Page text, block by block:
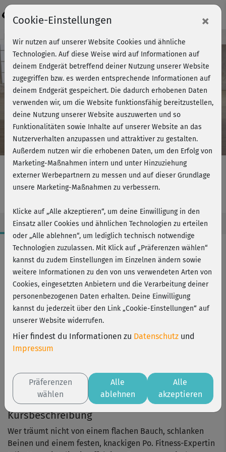
Play
Video
Kursvorschau - Jetzt mitmachen!
Fit in 4 Wochen - Starterpackage
Kursbeschreibung
Wer träumt nicht von einem flachen Bauch, schlanken
Beinen und einem festen, knackigen Po. Fitness-Expertin
Workout-Facts
mittelschwer
33 Min
208 kcal
Julia May
Wasserflaschen
Kurs ist Bestandteil von
Julia May
Cookie-Einstellungen ×
Wir nutzen auf unserer Website Cookies und ähnliche
Technologien. Auf diese Weise wird auf Informationen auf
deinem Endgerät betreffend deiner Nutzung unserer Website
zugegriffen bzw. es werden entsprechende Informationen auf
deinem Endgerät gespeichert. Die dadurch erhobenen Daten
verwenden wir, um die Website funktionsfähig bereitzustellen,
deine Nutzung unserer Website auszuwerten und so
Funktionalitäten sowie Inhalte auf unserer Website an das
Nutzerverhalten anzupassen und attraktiver zu gestalten.
Außerdem nutzen wir die erhobenen Daten, um den Erfolg von
Marketing-Maßnahmen intern und unter Hinzuziehung
externer Werbepartnern zu messen und auf dieser Grundlage
unsere Marketing-Maßnahmen zu verbessern.
Klicke auf „Alle akzeptieren“, um deine Einwilligung in den
Einsatz aller Cookies und ähnlichen Technologien zu erteilen
oder „Alle ablehnen“, um lediglich technisch notwendige
Technologien zuzulassen. Mit Klick auf „Präferenzen wählen“
kannst du zudem Einstellungen im Einzelnen ändern sowie
weitere Informationen zu den von uns verwendeten Arten von
Cookies, eingesetzten Anbietern und die Verarbeitung deiner
personenbezogenen Daten erhalten. Deine Einwilligung
kannst du jederzeit über den Link „Cookie-Einstellungen“ auf
unserer Website widerrufen.
Hier findest du Informationen zu Datenschutz und
Impressum
Präferenzen
wählen
Alle
ablehnen
Alle
akzeptieren